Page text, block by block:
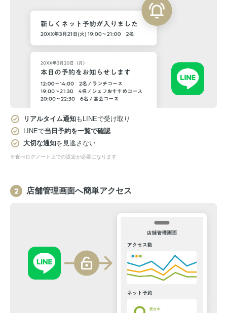
リアルタイム通知もLINEで受け取り
LINEで当日予約を一覧で確認
大切な通知を見逃さない
※食べログノート上での設定が必要になります
店舗管理画面へ簡単アクセス